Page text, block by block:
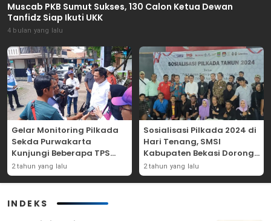
Muscab PKB Sumut Sukses, 130 Calon Ketua Dewan
Tanfidz Siap Ikuti UKK
4 bulan yang lalu
Gelar Monitoring Pilkada
Sekda Purwakarta
Kunjungi Beberapa TPS
Yang Ada Di Purwakarta
2 tahun yang lalu
Sosialisasi Pilkada 2024 di
Hari Tenang, SMSI
Kabupaten Bekasi Dorong
Angka Partisipasi
Masyarakat
2 tahun yang lalu
INDEKS